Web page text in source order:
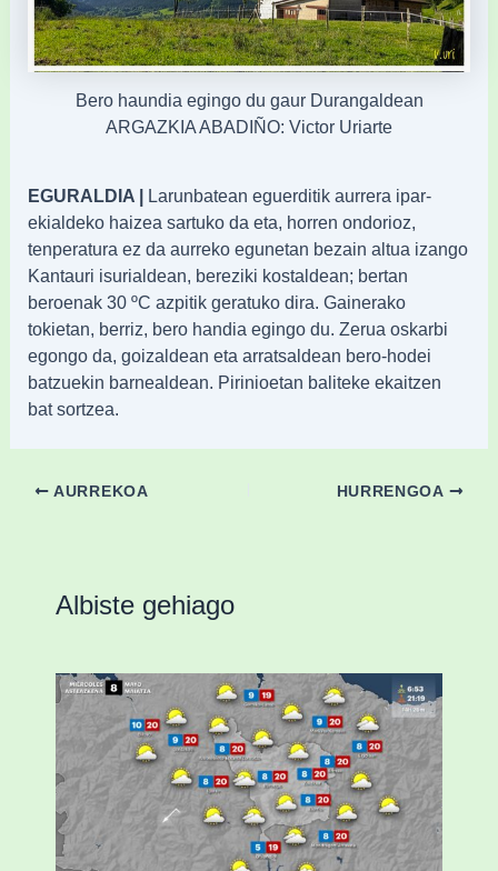
Bero haundia egingo du gaur Durangaldean
ARGAZKIA ABADIÑO: Victor Uriarte
EGURALDIA | Larunbatean eguerditik aurrera ipar-
ekialdeko haizea sartuko da eta, horren ondorioz,
tenperatura ez da aurreko egunetan bezain altua izango
Kantauri isurialdean, bereziki kostaldean; bertan
beroenak 30 ºC azpitik geratuko dira. Gainerako
tokietan, berriz, bero handia egingo du. Zerua oskarbi
egongo da, goizaldean eta arratsaldean bero-hodei
batzuekin barnealdean. Pirinioetan baliteke ekaitzen
bat sortzea.
AURREKOA HURRENGOA
Albiste gehiago
Eguraldiak hobera egingo du gaur,